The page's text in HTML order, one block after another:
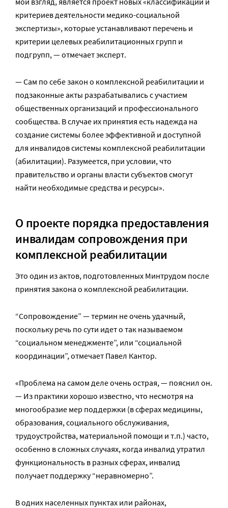
критериев деятельности медико-социальной
экспертизы», которые устанавливают перечень и
критерии целевых реабилитационных групп и
подгрупп, — отмечает эксперт.
— Сам по себе закон о комплексной реабилитации и
подзаконные акты разрабатывались с участием
общественных организаций и профессионального
сообщества. В случае их принятия есть надежда на
создание системы более эффективной и доступной
для инвалидов системы комплексной реабилитации
(абилитации). Разумеется, при условии, что
правительство и органы власти субъектов смогут
найти необходимые средства и ресурсы».
О проекте порядка предоставления
инвалидам сопровождения при
комплексной реабилитации
Это один из актов, подготовленных Минтрудом после
принятия закона о комплексной реабилитации.
“Сопровождение” — термин не очень удачный,
поскольку речь по сути идет о так называемом
“социальном менеджменте”, или “социальной
координации”, отмечает Павел Кантор.
«Проблема на самом деле очень острая, — пояснил он.
— Из практики хорошо известно, что несмотря на
многообразие мер поддержки (в сферах медицины,
образования, социального обслуживания,
трудоустройства, материальной помощи и т.п.) часто,
особенно в сложных случаях, когда инвалид утратил
функциональность в разных сферах, инвалид
получает поддержку “неравномерно”.
В одних населенных пунктах или районах,